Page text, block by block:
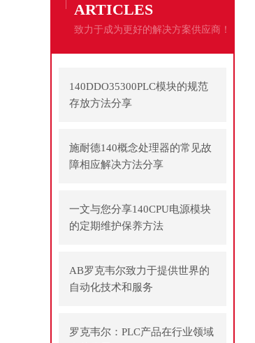
ARTICLES
致力于成为更好的解决方案供应商！
140DDO35300PLC模块的规范
存放方法分享
施耐德140概念处理器的常见故
障相应解决方法分享
一文与您分享140CPU电源模块
的定期维护保养方法
AB罗克韦尔致力于提供世界的
自动化技术和服务
罗克韦尔：PLC产品在行业领域